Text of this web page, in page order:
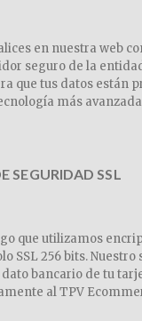
en nuestra web
seguro de la
que tus datos están
más
SEGURIDAD SSL
que utilizamos
SSL 256 bits. Nuestro
bancario de tu
al TPV